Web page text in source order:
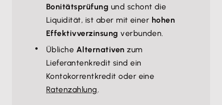
Bonitätsprüfung und schont die
Liquidität, ist aber mit einer hohen
Effektivverzinsung verbunden.
Übliche Alternativen zum
Lieferantenkredit sind ein
Kontokorrentkredit oder eine
Ratenzahlung.